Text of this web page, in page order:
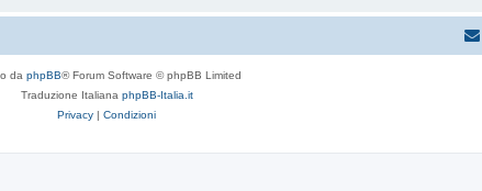
da phpBB® Forum Software © phpBB Limited
Traduzione Italiana phpBB-Italia.it
Privacy | Condizioni